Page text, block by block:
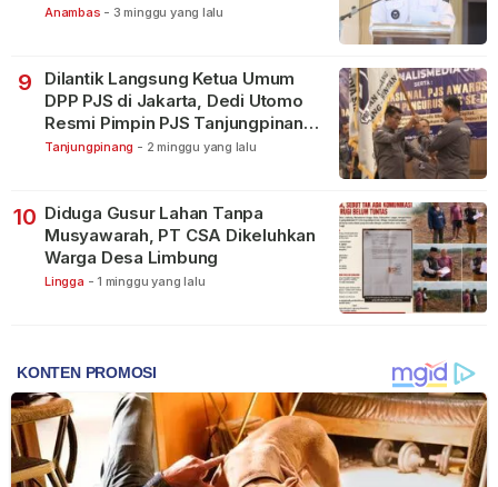
Anambas - 3 minggu yang lalu
9
Dilantik Langsung Ketua Umum
DPP PJS di Jakarta, Dedi Utomo
Resmi Pimpin PJS Tanjungpinang-
Bintan
Tanjungpinang - 2 minggu yang lalu
10 Diduga Gusur Lahan Tanpa
Musyawarah, PT CSA Dikeluhkan
Warga Desa Limbung
Lingga - 1 minggu yang lalu